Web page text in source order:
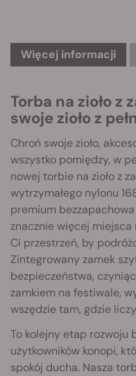
Więcej informacji
Torba na zioło z
swoje zioło z
Chroń swoje zioło,
wszystko pomiędzy, w
nowej torbie na zioło z
wytrzymałego nylonu
premium
znacznie więcej
Ci przestrzeń, by
Zintegrowany zamek
bezpieczeństwa,
zamkiem na festiwale,
wszędzie tam, gdzie
To kolejny etap rozwoju
użytkowników konopi,
spokój ducha. Nasza